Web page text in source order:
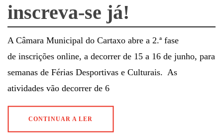
inscreva-se já!
A Câmara Municipal do Cartaxo abre a 2.ª fase
de inscrições online, a decorrer de 15 a 16 de junho, para
semanas de Férias Desportivas e Culturais. As
atividades vão decorrer de 6
CONTINUAR A LER